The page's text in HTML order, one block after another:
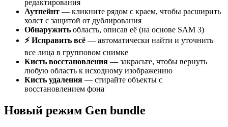
редактирования
Аутпейнт — кликните рядом с краем, чтобы расширить
холст с защитой от дублирования
Обнаружить область, описав её (на основе SAM 3)
⚡ Исправить всё — автоматически найти и уточнить
все лица в групповом снимке
Кисть восстановления — закрасьте, чтобы вернуть
любую область к исходному изображению
Кисть удаления — стирайте объекты с
восстановлением фона
Новый режим Gen bundle